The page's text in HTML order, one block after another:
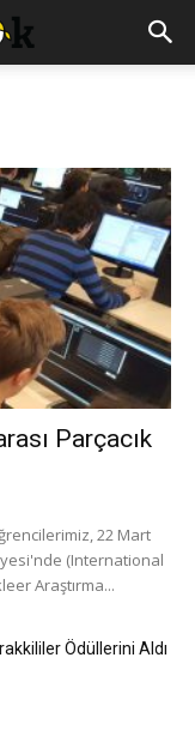
Parçacık
22 Mart
(International
Araştırma...
Ödüllerini Aldı